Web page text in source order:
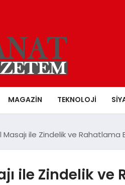
MAGAZIN TEKNOLOJI
ile Zindelik ve Rahatlama
ile Zindelik ve